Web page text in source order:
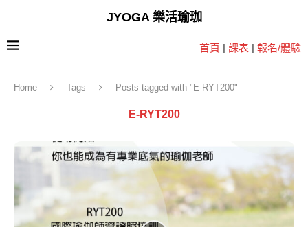
JYOGA 樂活瑜珈
首頁 | 課表 | 報名/體驗
Home Tags Posts tagged with "E-RYT200"
E-RYT200